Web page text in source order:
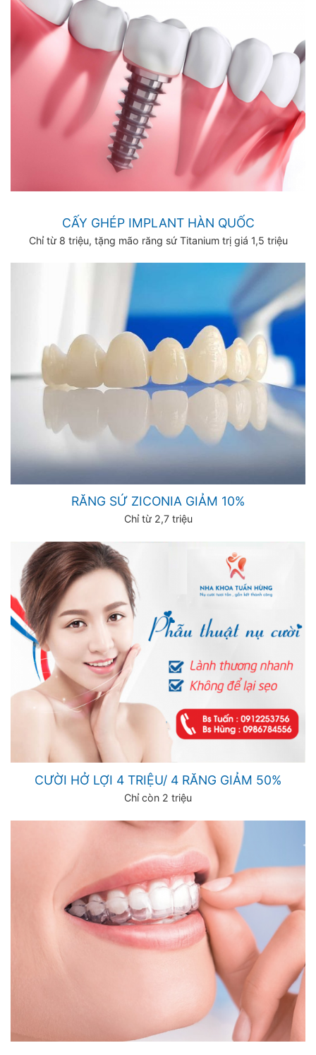
CẤY GHÉP IMPLANT HÀN QUỐC
Chỉ từ 8 triệu, tặng mão răng sứ Titanium trị giá 1,5 triệu
RĂNG SỨ ZICONIA GIẢM 10%
Chỉ từ 2,7 triệu
CƯỜI HỞ LỢI 4 TRIỆU/ 4 RĂNG GIẢM 50%
Chỉ còn 2 triệu